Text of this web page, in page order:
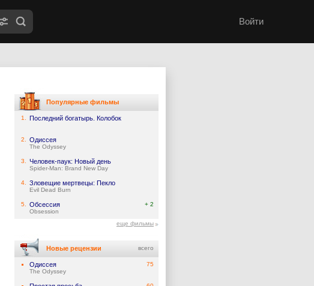
Войти
Популярные фильмы
1. Последний богатырь. Колобок
2. Одиссея
The Odyssey
3. Человек-паук: Новый день
Spider-Man: Brand New Day
4. Зловещие мертвецы: Пекло
Evil Dead Burn
5. Обсессия
Obsession
+ 2
еще фильмы
Новые рецензии всего
Одиссея
The Odyssey
75